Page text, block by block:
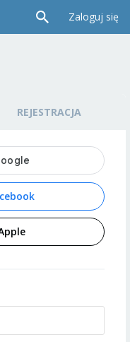
Zaloguj się
REJESTRACJA